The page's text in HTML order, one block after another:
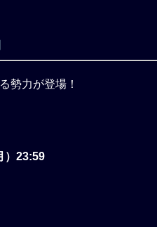
勢力が登場！
）23:59